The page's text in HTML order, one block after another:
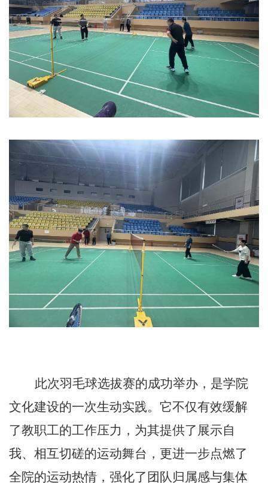
此次羽毛球选拔赛的成功举办，是学院
文化建设的一次生动实践。它不仅有效缓解
了教职工的工作压力，为其提供了展示自
我、相互切磋的运动舞台，更进一步点燃了
全院的运动热情，强化了团队归属感与集体